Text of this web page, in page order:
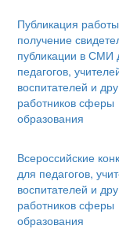
Публикация
получение
публикации в СМИ
педагогов,
воспитателей и
работников сферы
образования
Всероссийские
для педагогов,
воспитателей и
работников сферы
образования